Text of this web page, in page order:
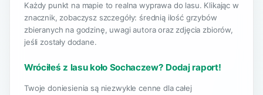
Każdy punkt na mapie to realna wyprawa do lasu. Klikając w
znacznik, zobaczysz szczegóły: średnią ilość grzybów
zbieranych na godzinę, uwagi autora oraz zdjęcia zbiorów,
jeśli zostały dodane.
Wróciłeś z lasu koło Sochaczew? Dodaj raport!
Twoje doniesienia są niezwykle cenne dla całej